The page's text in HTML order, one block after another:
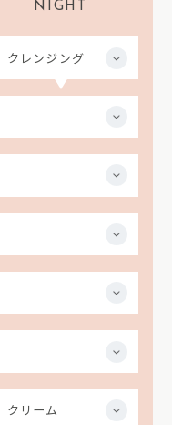
NIGHT
クレンジング
クリーム